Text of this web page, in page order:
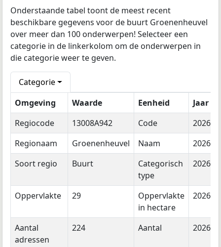
Onderstaande tabel toont de meest recent
beschikbare gegevens voor de buurt Groenenheuvel
over meer dan 100 onderwerpen! Selecteer een
categorie in de linkerkolom om de onderwerpen in
die categorie weer te geven.
Categorie
Omgeving
Waarde Eenheid
Jaar
Regiocode
13008A942 Code
2026
Regionaam
Groenenheuvel Naam
2026
Soort regio
Buurt
Categorisch
type
2026
Oppervlakte 29
Oppervlakte
in hectare
2026
Aantal
adressen
224 Aantal 2026